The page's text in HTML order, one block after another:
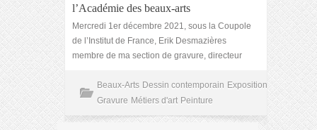
l’Académie des beaux-arts
Mercredi 1er décembre 2021, sous la Coupole
de l’Institut de France, Erik Desmazières
membre de ma section de gravure, directeur
Beaux-Arts Dessin contemporain Exposition
Gravure Métiers d'art Peinture